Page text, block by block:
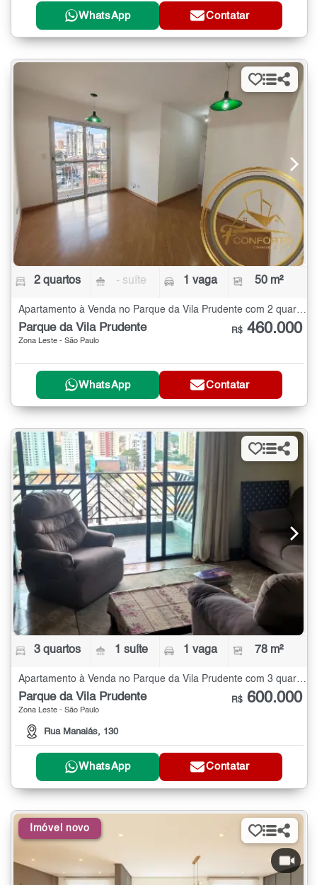
WhatsApp Contatar
2 quartos - suíte 1 vaga 50 m²
Apartamento à Venda no Parque da Vila Prudente com 2 quartos - 50 m²
Parque da Vila Prudente
Zona Leste - São Paulo
R$ 460.000
WhatsApp Contatar
3 quartos 1 suíte 1 vaga 78 m²
Apartamento à Venda no Parque da Vila Prudente com 3 quartos - 78 m²
Parque da Vila Prudente
Zona Leste - São Paulo
Rua Manaiás, 130
R$ 600.000
WhatsApp Contatar
Imóvel novo